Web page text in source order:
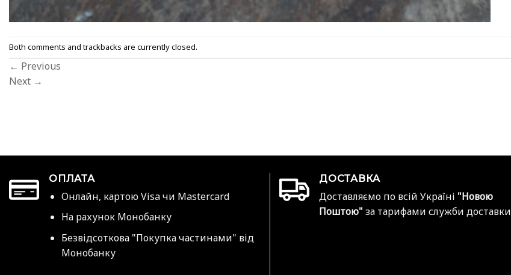
Both comments and trackbacks are currently closed.
← Previous
Next →
ОПЛАТА
Онлайн, картою Visa чи Mastercard
На рахунок Монобанку
Безвідсоткова "Покупка частинами" від
Монобанку
ДОСТАВКА
Доставляємо по всій Україні "Новою
Поштою" за тарифами служби доставки